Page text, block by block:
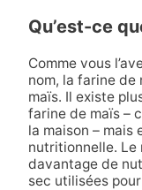
Qu’est-ce
Comme vous
nom, la farine de
maïs. Il existe
farine de maïs –
la maison –
nutritionnelle. Le
davantage de
sec utilisées